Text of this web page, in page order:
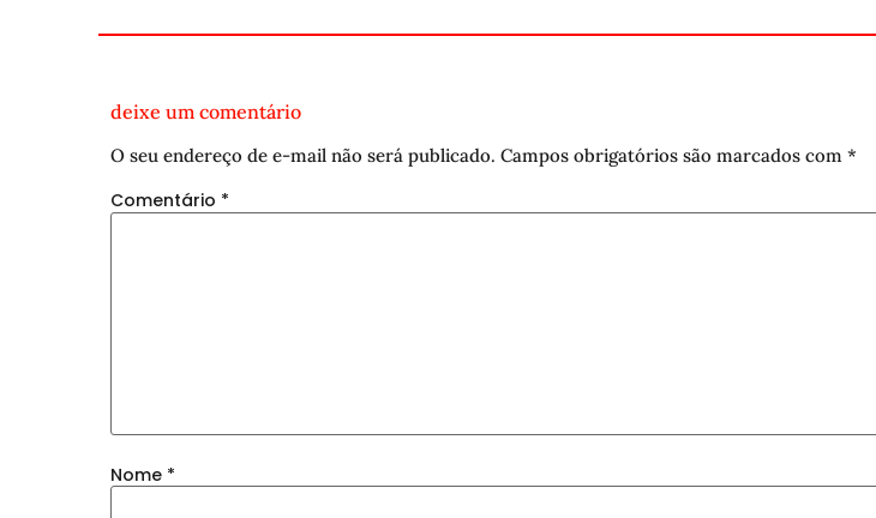
deixe um comentário
O seu endereço de e-mail não será publicado. Campos obrigatórios são marcados com *
Comentário *
Nome *